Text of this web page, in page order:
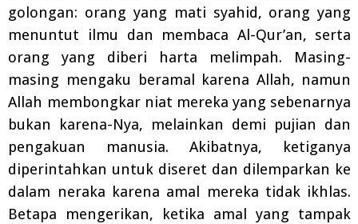
golongan: orang yang mati syahid, orang yang
menuntut ilmu dan membaca Al-Qur’an, serta
orang yang diberi harta melimpah. Masing-
masing mengaku beramal karena Allah, namun
Allah membongkar niat mereka yang sebenarnya
bukan karena-Nya, melainkan demi pujian dan
pengakuan manusia. Akibatnya, ketiganya
diperintahkan untuk diseret dan dilemparkan ke
dalam neraka karena amal mereka tidak ikhlas.
Betapa mengerikan, ketika amal yang tampak